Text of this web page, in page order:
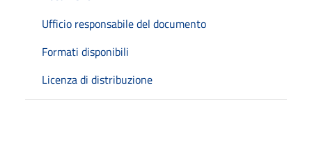
Ufficio responsabile del documento
Formati disponibili
Licenza di distribuzione